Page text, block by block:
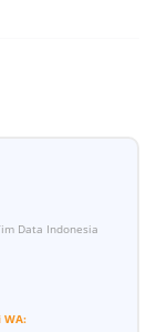
Data Indonesia
WA: